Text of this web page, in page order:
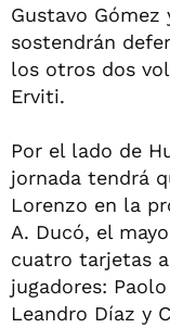
Gustavo Gómez
sostendrán
los otros dos
Erviti.
Por el lado de
jornada tendrá
Lorenzo en la
A. Ducó, el
cuatro tarjetas
jugadores:
Leandro Díaz y